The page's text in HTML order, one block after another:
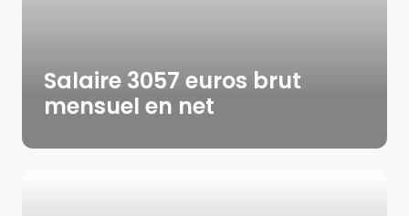
Salaire 3057 euros brut
mensuel en net